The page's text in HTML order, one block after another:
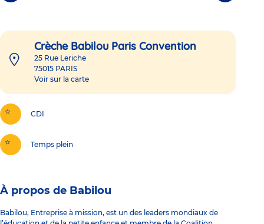
précédentes
suivantes
Crèche Babilou Paris Convention
25 Rue Leriche
75015 PARIS
Voir sur la carte
CDI
Temps plein
À propos de Babilou
Babilou, Entreprise à mission, est un des leaders mondiaux de